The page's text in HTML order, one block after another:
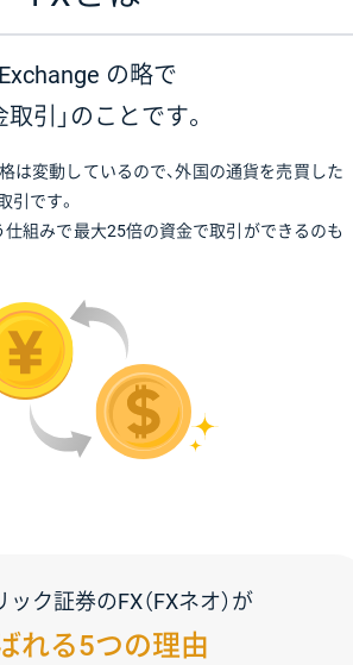
の略で
引」のことです。
は変動しているので、外国の通貨を売買した
引です。
仕組みで最大25倍の資金で取引ができるのも
ック証券のFX（FXネオ）が
れる5つの理由